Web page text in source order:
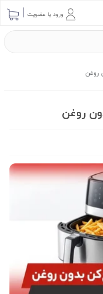
ورود یا عضویت
روغن
روغن
ارسال پرسش